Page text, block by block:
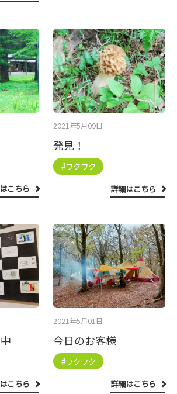
こちら
2021年5月09日
発見！
#ワクワク
詳細はこちら
こちら
2021年5月01日
今日のお客様
#ワクワク
詳細はこちら